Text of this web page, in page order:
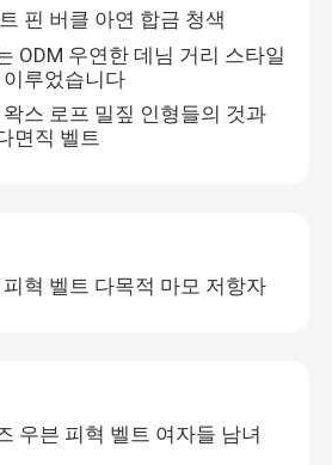
핀 버클 아연 합금 청색
ODM 우연한 데님 거리 스타일
루었습니다
스 로프 밀짚 인형들의 것과
면직 벨트
혁 벨트 다목적 마모 저항자
우븐 피혁 벨트 여자들 남녀